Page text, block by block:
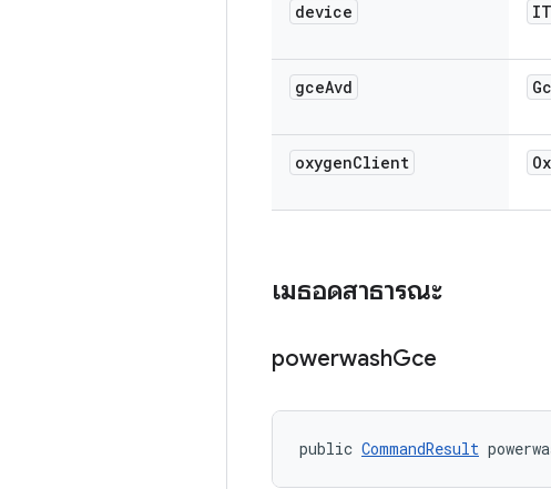
device
gceAvd
oxygenClient
เมธอดสาธารณะ
powerwashGce
public CommandResult